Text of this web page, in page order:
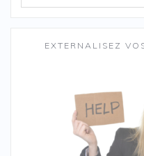
EXTERNALISEZ